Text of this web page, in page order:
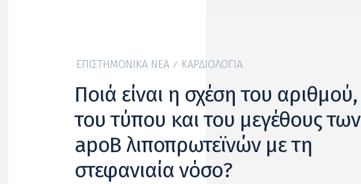
ΕΠΙΣΤΗΜΟΝΙΚΆ ΝΈΑ ΚΑΡΔΙΟΛΟΓΊΑ
‍Ποιά είναι η σχέση του αριθμού,
του τύπου και του μεγέθους των
apoB λιποπρωτεϊνών με τη
στεφανιαία νόσο?